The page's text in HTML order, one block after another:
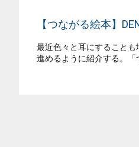
【つながる絵本】
最近色々と耳にすること
進めるように紹介する。「